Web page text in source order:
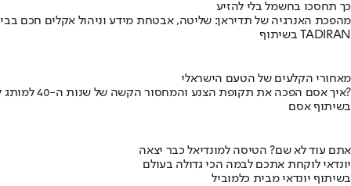
כך תחסכו בחשמל בלי להזיע
מהפכת האנרגיה של תדיראן: שליטה, אבטחת מידע וניהול אקלים חכם
בשיתוף TADIRAN
מאחורי הקלעים של הטעם הישראלי
איך אסם הפכה את תקופת הצנע והמחסור הקשה של שנות ה-40 למותג לאומי?
בשיתוף אסם
אתם עוד לא שם? הטיסה למונדיאל כבר יצאה
יונדאי לוקחת אתכם לבמה הכי גדולה בעולם
בשיתוף יונדאי מבית כלמוביל